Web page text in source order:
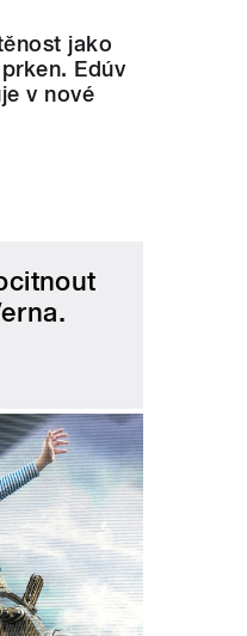
jako
Edúv
v nové